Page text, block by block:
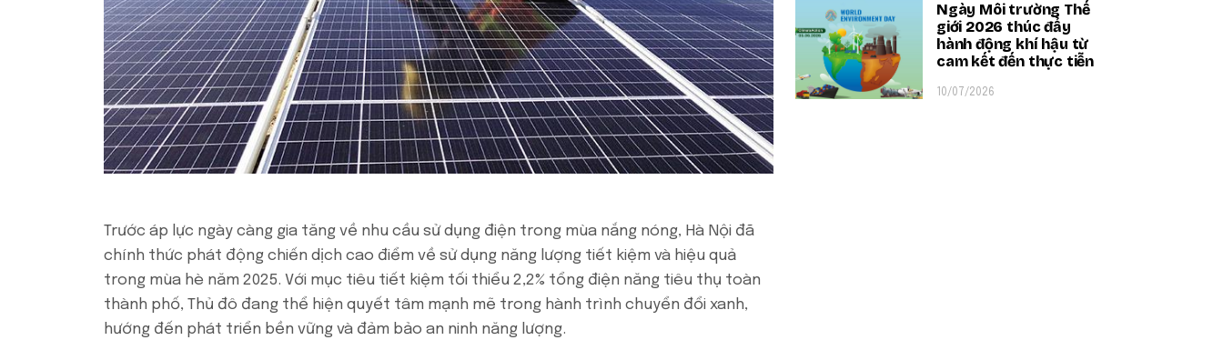
Trước áp lực ngày càng gia tăng về nhu cầu sử dụng điện trong mùa nắng nóng, Hà Nội đã
chính thức phát động chiến dịch cao điểm về sử dụng năng lượng tiết kiệm và hiệu quả
trong mùa hè năm 2025. Với mục tiêu tiết kiệm tối thiểu 2,2% tổng điện năng tiêu thụ toàn
thành phố, Thủ đô đang thể hiện quyết tâm mạnh mẽ trong hành trình chuyển đổi xanh,
hướng đến phát triển bền vững và đảm bảo an ninh năng lượng.
Ngày Môi trường Thế
giới 2026 thúc đẩy
hành động khí hậu từ
cam kết đến thực tiễn
10/07/2026